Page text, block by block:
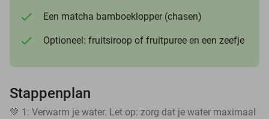
Een matcha bamboeklopper (chasen)
Optioneel: fruitsiroop of fruitpuree en een zeefje
Stappenplan
💚 1: Verwarm je water. Let op: zorg dat je water maximaal